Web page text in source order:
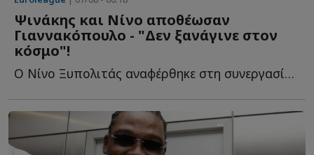
Ψινάκης και Νίνο αποθέωσαν
Γιαννακόπουλο - "Δεν ξανάγινε στον
κόσμο"!
Ο Νίνο Ξυπολιτάς αναφέρθηκε στη συνεργασία του με τον Δ...